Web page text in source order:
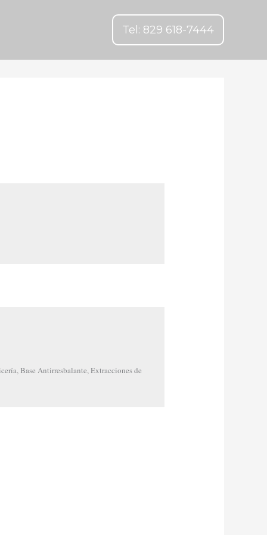
Tel: 829 618-7444
Base Antirresbalante, Extracciones de